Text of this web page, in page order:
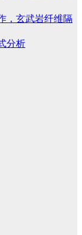
，玄武岩纤维隔
分析